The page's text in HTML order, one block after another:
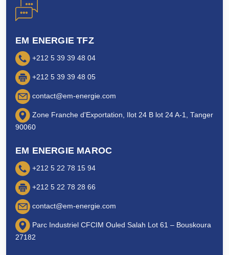
EM ENERGIE TFZ
+212 5 39 39 48 04
+212 5 39 39 48 05
contact@em-energie.com
Zone Franche d'Exportation, Ilot 24 B lot 24 A-1, Tanger
90060
EM ENERGIE MAROC
+212 5 22 78 15 94
+212 5 22 78 28 66
contact@em-energie.com
Parc Industriel CFCIM Ouled Salah Lot 61 – Bouskoura
27182